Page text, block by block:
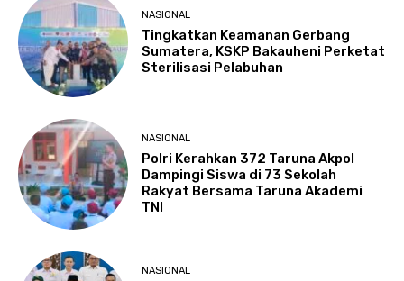
NASIONAL
Tingkatkan Keamanan Gerbang
Sumatera, KSKP Bakauheni Perketat
Sterilisasi Pelabuhan
NASIONAL
Polri Kerahkan 372 Taruna Akpol
Dampingi Siswa di 73 Sekolah
Rakyat Bersama Taruna Akademi
TNI
NASIONAL